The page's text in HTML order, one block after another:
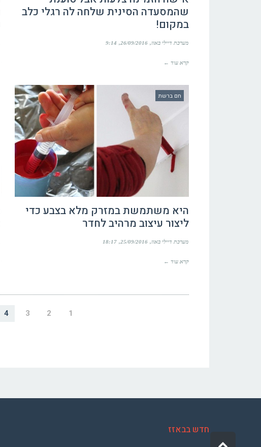
שהמסעדה הסינית שלחה לה רגלי כלב
במקום!
מערכת דיילי באזז 26/09/2016
9:14
קרא עוד ←
חם ברשת
היא משתמשת במזרק מלא בצבע כדי
ליצור עיצוב מרהיב לחדר
מערכת דיילי באזז 25/09/2016
18:17
קרא עוד ←
1
2
3
4
חדש בבאזז